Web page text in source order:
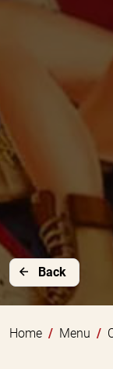
Back
Home Menu